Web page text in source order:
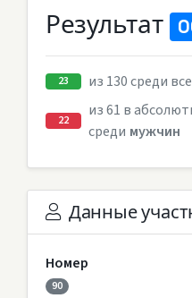
Результат
23 из 130 среди
22
из 61 в
среди мужчин
Данные
Номер
90